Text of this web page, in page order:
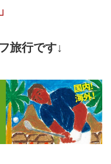
旅行です↓